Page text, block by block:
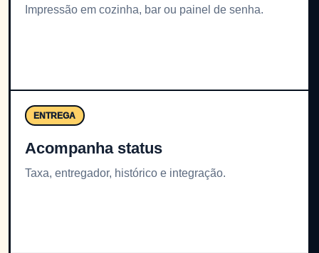
Impressão em cozinha, bar ou painel de senha.
ENTREGA
Acompanha status
Taxa, entregador, histórico e integração.